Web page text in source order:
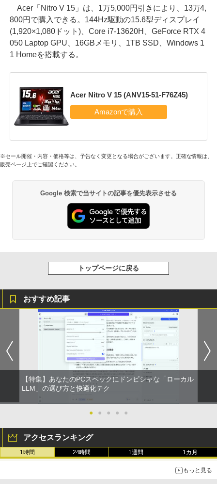
Acer「Nitro V 15」は、1万5,000円引きにより、13万4,
800円で購入できる。144Hz駆動の15.6型ディスプレイ
(1,920×1,080ドット)、Core i7-13620H、GeForce RTX 4
050 Laptop GPU、16GBメモリ、1TB SSD、Windows 1
1 Homeを搭載する。
Acer Nitro V 15 (ANV15-51-F76Z45)
※セール開催・内容・価格等は、予告なく変更となる場合がございます。正確な情報は、
販売ページ上でご確認ください。
Google 検索で当サイトの記事を優先表示させる
トップページに戻る
おすすめ記事
【特集】あなたのPCスペックにドンピシャな「ローカル
LLM」の選び方と快適化テク
● ● ● ● ●
アクセスランキング
1時間 24時間 1週間 1カ月
もっと見る